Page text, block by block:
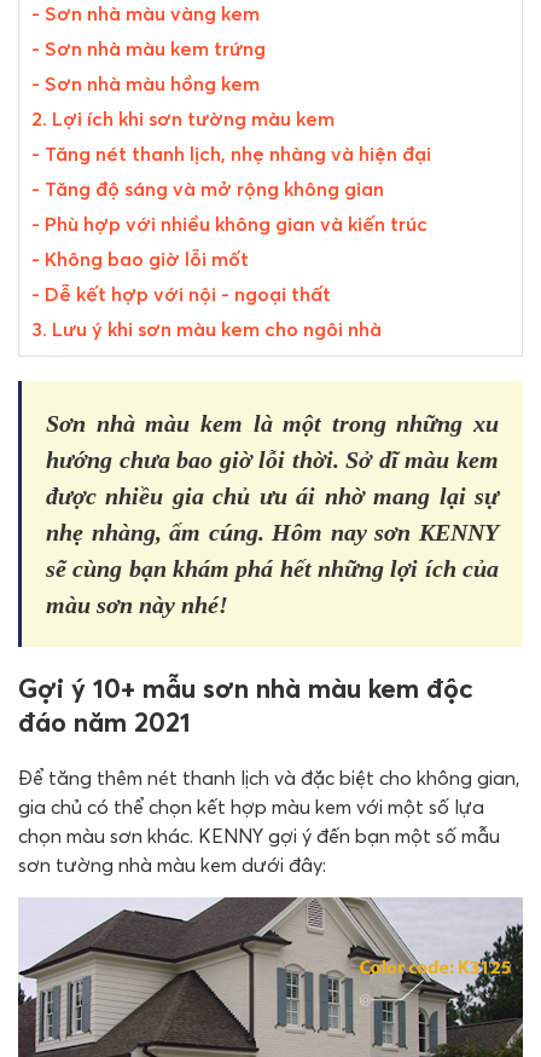
- Sơn nhà màu vàng kem
- Sơn nhà màu kem trứng
- Sơn nhà màu hồng kem
2. Lợi ích khi sơn tường màu kem
- Tăng nét thanh lịch, nhẹ nhàng và hiện đại
- Tăng độ sáng và mở rộng không gian
- Phù hợp với nhiều không gian và kiến trúc
- Không bao giờ lỗi mốt
- Dễ kết hợp với nội - ngoại thất
3. Lưu ý khi sơn màu kem cho ngôi nhà
Sơn nhà màu kem là một trong những xu
hướng chưa bao giờ lỗi thời. Sở dĩ màu kem
được nhiều gia chủ ưu ái nhờ mang lại sự
nhẹ nhàng, ấm cúng. Hôm nay sơn KENNY
sẽ cùng bạn khám phá hết những lợi ích của
màu sơn này nhé!
Gợi ý 10+ mẫu sơn nhà màu kem độc
đáo năm 2021
Để tăng thêm nét thanh lịch và đặc biệt cho không gian,
gia chủ có thể chọn kết hợp màu kem với một số lựa
chọn màu sơn khác. KENNY gợi ý đến bạn một số mẫu
sơn tường nhà màu kem dưới đây: